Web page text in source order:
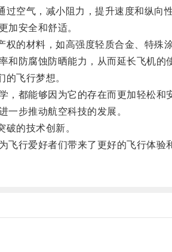
空气，减小阻力，提升速度和纵向性
安全和舒适。
材料，如高强度轻质合金、特殊涂
防腐蚀防晒能力，从而延长飞机的
飞行梦想。
都能够因为它的存在而更加轻松和
步推动航空科技的发展。
的技术创新。
行爱好者们带来了更好的飞行体验